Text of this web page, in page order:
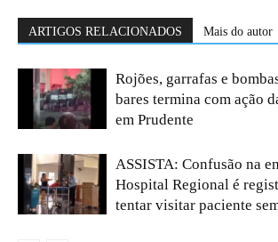
ARTIGOS RELACIONADOS Mais do autor
Rojões, garrafas e
bares termina com ação
em Prudente
ASSISTA: Confusão na
Hospital Regional é
tentar visitar paciente